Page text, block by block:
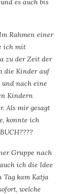
Rahmen einer
ich mit
zu der Zeit der
die Kinder auf
nach eine
Kindern
Als mir gesagt
konnte ich
Gruppe nach
ich die Idee
Tag kam Katja
welche